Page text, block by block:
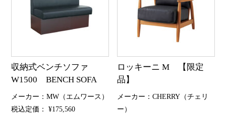
収納式ベンチソファ
W1500 BENCH SOFA
メーカー：MW（エムワース）
税込定価： ¥175,560
ロッキーニ M 【限定
品】
メーカー：CHERRY（チェリ
ー）